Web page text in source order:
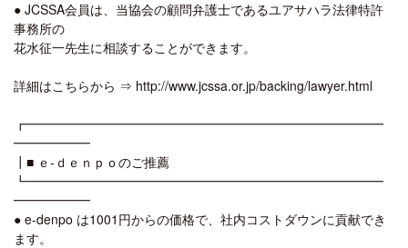
● JCSSA会員は、当協会の顧問弁護士であるユアサハラ法律特許
事務所の
花水征一先生に相談することができます。
詳細はこちらから ⇒ http://www.jcssa.or.jp/backing/lawyer.html
┏━━━━━━━━━━━━━━━━━━━━━━━━━━━━
━━━━━━
┃■ ｅ-ｄｅｎｐｏのご推薦
┗━━━━━━━━━━━━━━━━━━━━━━━━━━━━
━━━━━━
● e-denpo は1001円からの価格で、社内コストダウンに貢献でき
ます。